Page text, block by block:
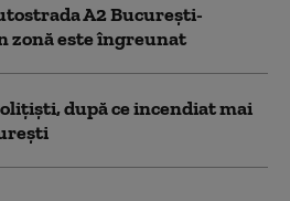
A2 București-
zonă este îngreunat
după ce incendiat mai